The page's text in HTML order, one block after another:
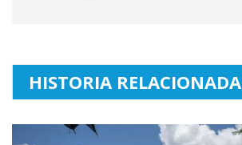
HISTORIA RELACIONADA